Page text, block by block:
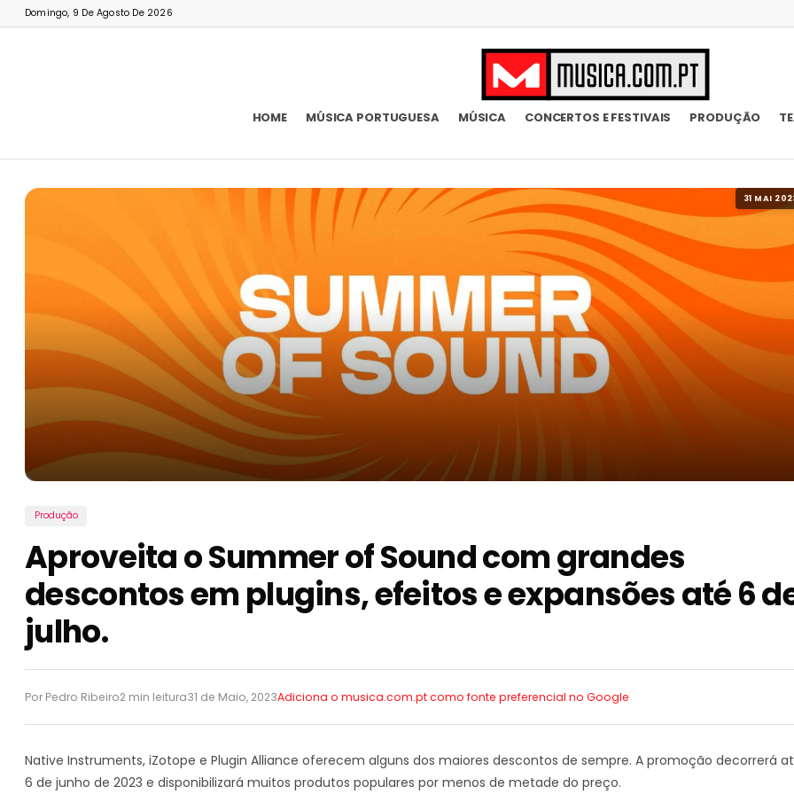
Domingo, 9 De Agosto De 2026
HOME MÚSICA PORTUGUESA MÚSICA CONCERTOS E FESTIVAIS PRODUÇÃO
31 MAI
Produção
Aproveita o Summer of Sound com grandes
descontos em plugins, efeitos e expansões até 6
julho.
Por Pedro Ribeiro2 min leitura31 de Maio, 2023Adiciona o musica.com.pt como fonte preferencial no Google
Native Instruments, iZotope e Plugin Alliance oferecem alguns dos maiores descontos de sempre. A promoção decorrerá
6 de junho de 2023 e disponibilizará muitos produtos populares por menos de metade do preço.